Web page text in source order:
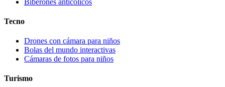
Tecno
Drones con cámara para niños
Bolas del mundo interactivas
Cámaras de fotos para niños
Turismo